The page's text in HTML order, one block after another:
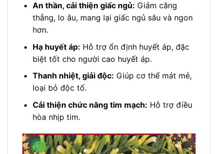
An thần, cải thiện giấc ngủ: Giảm căng
thẳng, lo âu, mang lại giấc ngủ sâu và ngon
hơn.
Hạ huyết áp: Hỗ trợ ổn định huyết áp, đặc
biệt tốt cho người cao huyết áp.
Thanh nhiệt, giải độc: Giúp cơ thể mát mẻ,
loại bỏ độc tố.
Cải thiện chức năng tim mạch: Hỗ trợ điều
hòa nhịp tim.